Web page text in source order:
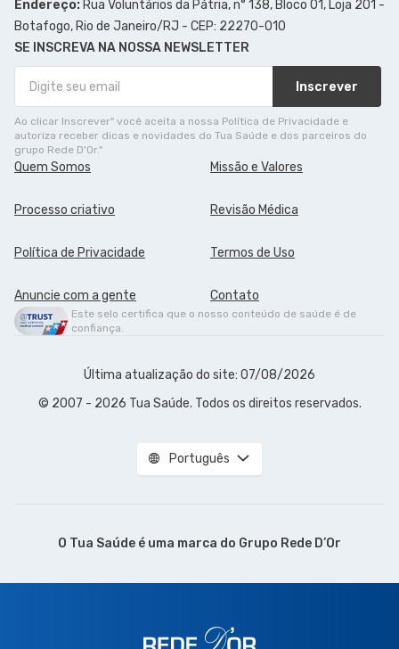
Endereço: Rua Voluntários da Pátria, n° 138, Bloco 01, Loja 201 -
Botafogo, Rio de Janeiro/RJ - CEP: 22270-010
SE INSCREVA NA NOSSA NEWSLETTER
Inscrever
Ao clicar Inscrever" você aceita a nossa Política de Privacidade e
autoriza receber dicas e novidades do Tua Saúde e dos parceiros do
grupo Rede D'Or."
Quem Somos Missão e Valores
Processo criativo Revisão Médica
Política de Privacidade Termos de Uso
Anuncie com a gente Contato
Este selo certifica que o nosso conteúdo de saúde é de
confiança.
Última atualização do site: 07/08/2026
© 2007 - 2026 Tua Saúde. Todos os direitos reservados.
Português
O Tua Saúde é uma marca do Grupo Rede D’Or